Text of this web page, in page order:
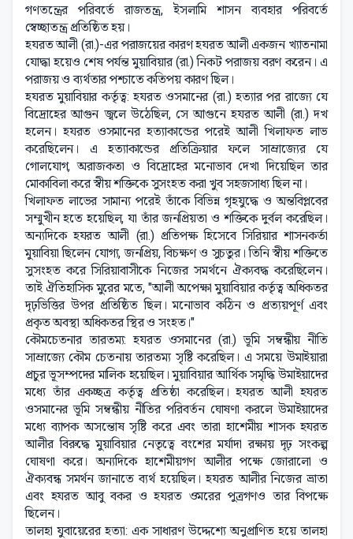
গণতন্ত্রের পরিবর্তে রাজতন্ত্র, ইসলামি শাসন ব্যবহার পরিবর্তে
স্বেচ্ছাতন্ত্র প্রতিষ্ঠিত হয়।
হযরত আলী (রা.)-এর পরাজয়ের কারণ হযরত আলী একজন খ্যাতনামা
যোদ্ধা হয়েও শেষ পর্যন্ত মুয়াবিয়ার (রা.) নিকট পরাজয় বরণ করেন। এ
পরাজয় ও ব্যর্থতার পশ্চাতে কতিপয় কারণ ছিল।
হযরত মুয়াবিয়ার কর্তৃত্ব: হযরত ওসমানের (রা.) হত্যার পর রাজ্যে যে
বিদ্রোহের আগুন জ্বলে উঠেছিল, সে আগুনে হযরত আলী (রা.) দখ
হলেন। হযরত ওসমানের হত্যাকান্ডের পরেই আলী খিলাফত লাভ
করেছিলেন। এ হত্যাকান্ডের প্রতিক্রিয়ার ফলে সাম্রাজ্যের যে
গোলযোগ, অরাজকতা ও বিদ্রোহের মনোভাব দেখা দিয়েছিল তার
মোকাবিলা করে স্বীয় শক্তিকে সুসংহত করা খুব সহজসাধ্য ছিল না।
খিলাফত লাভের সামান্য পরেই তাঁকে বিভিন্ন গৃহযুদ্ধে ও অন্তবিপ্লবের
সম্মুখীন হতে হয়েছিল, যা তাঁর জনপ্রিয়তা ও শক্তিকে দুর্বল করেছিল।
অন্যদিকে হযরত আলী (রা.) প্রতিপক্ষ হিসেবে সিরিয়ার শাসনকর্তা
মুয়াবিয়া ছিলেন যোগ্য, জনপ্রিয়, বিচক্ষণ ও সুচতুর। তিনি স্বীয় শক্তিতে
সুসংহত করে সিরিয়াবাসীকে নিজের সমর্থনে ঐক্যবদ্ধ করেছিলেন।
তাই ঐতিহাসিক মুরের মতে, "আলী অপেক্ষা মুয়াবিয়ার কর্তৃত্ব অধিকতর
দৃঢ়ভিত্তির উপর প্রতিষ্ঠিত ছিল। মনোভাব কঠিন ও প্রত্যয়পূর্ণ এবং
প্রকৃত অবস্থা অধিকতর স্থির ও সংহত।"
কৌমচেতনার তারতম্য: হযরত ওসমানের (রা.) ভূমি সম্বন্ধীয় নীতি
সাম্রাজ্যে কৌম চেতনায় তারতম্য সৃষ্টি করেছিল। এ সময়ে উমাইয়ারা
প্রচুর ভূসম্পদের মালিক হয়েছিল। মুয়াবিয়ার আর্থিক সমৃদ্ধি উমাইয়াদের
মধ্যে তাঁর একচ্ছত্র কর্তৃত্ব প্রতিষ্ঠা করেছিল। হযরত আলী হযরত
ওসমানের ভূমি সম্বন্ধীয় নীতির পরিবর্তন ঘোষণা করলে উমাইয়াদের
মধ্যে ব্যাপক অসন্তোষ সৃষ্টি করে এবং তারা হাশেমীয় শাসক হযরত
আলীর বিরুদ্ধে মুয়াবিয়ার নেতৃত্বে বংশের মর্যাদা রক্ষায় দৃঢ় সংকল্প
ঘোষণা করে। অন্যদিকে হাশেমীয়গণ আলীর পক্ষে জোরালো ও
ঐক্যবন্ধ সমর্থন জানাতে ব্যর্থ হয়েছিল। হযরত আলীর নিজের ভ্রাতা
এবং হযরত আবু বকর ও হযরত ওমরের পুত্রগণও তার বিপক্ষে
ছিলেন।
তালহা যুবায়েরের হত্যা: এক সাধারণ উদ্দেশ্যে অনুপ্রাণিত হয়ে তালহা